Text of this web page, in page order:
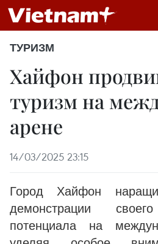
ТУРИЗМ
Хайфон
туризм на
арене
14/03/2025 23:15
Город Хайфон
демонстрации своего
потенциала на